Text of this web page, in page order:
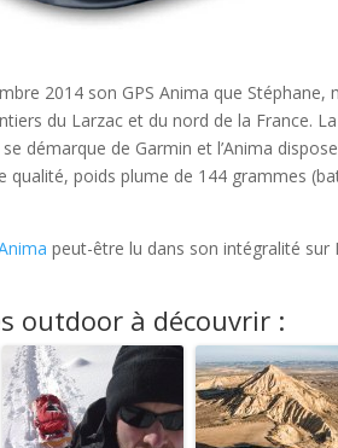
2014 son GPS Anima que Stéphane,
du Larzac et du nord de la France.
démarque de Garmin et l’Anima
qualité, poids plume de 144 grammes
peut-être lu dans son intégralité sur
outdoor à découvrir :